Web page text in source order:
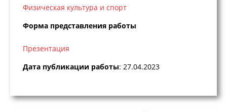
Физическая культура и спорт
Форма представления работы
Презентация
Дата публикации работы: 27.04.2023